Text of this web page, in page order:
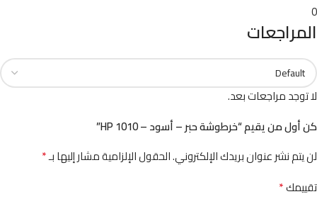
0
المراجعات
لا توجد مراجعات بعد.
كن أول من يقيم “خرطوشة حبر – أسود – HP 1010”
لن يتم نشر عنوان بريدك الإلكتروني.الحقول الإلزامية مشار إليها بـ*
تقييمك*